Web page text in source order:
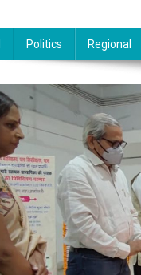
Politics Regional